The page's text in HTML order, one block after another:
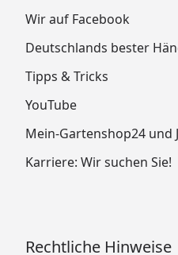
Wir auf Facebook
Deutschlands bester
Tipps & Tricks
YouTube
Mein-Gartenshop24 und
Karriere: Wir suchen Sie!
Rechtliche Hinweise